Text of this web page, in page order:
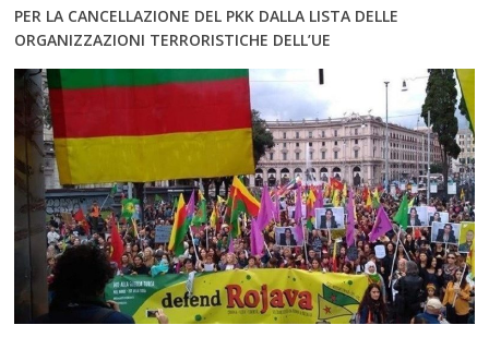
PER LA CANCELLAZIONE DEL PKK DALLA LISTA DELLE
ORGANIZZAZIONI TERRORISTICHE DELL’UE